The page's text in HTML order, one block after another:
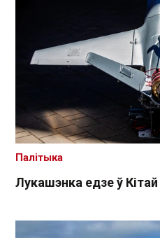
Лукашэнка едзе ў
Палітыка